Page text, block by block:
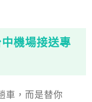
機場接送專
車，而是替你